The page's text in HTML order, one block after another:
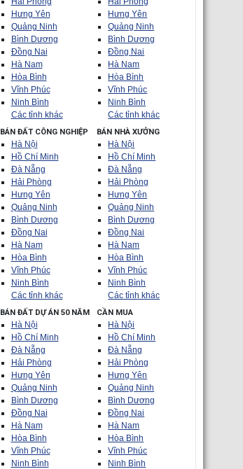
Hưng Yên
Quảng Ninh
Bình Dương
Đồng Nai
Hà Nam
Hòa Bình
Vĩnh Phúc
Ninh Bình
Các tỉnh khác
Hưng Yên
Quảng Ninh
Bình Dương
Đồng Nai
Hà Nam
Hòa Bình
Vĩnh Phúc
Ninh Bình
Các tỉnh khác
BÁN ĐẤT CÔNG NGHIỆP
Hà Nội
Hồ Chí Minh
Đà Nẵng
Hải Phòng
Hưng Yên
Quảng Ninh
Bình Dương
Đồng Nai
Hà Nam
Hòa Bình
Vĩnh Phúc
Ninh Bình
Các tỉnh khác
BÁN NHÀ XƯỞNG
Hà Nội
Hồ Chí Minh
Đà Nẵng
Hải Phòng
Hưng Yên
Quảng Ninh
Bình Dương
Đồng Nai
Hà Nam
Hòa Bình
Vĩnh Phúc
Ninh Bình
Các tỉnh khác
BÁN ĐẤT DỰ ÁN 50 NĂM
Hà Nội
Hồ Chí Minh
Đà Nẵng
Hải Phòng
Hưng Yên
Quảng Ninh
Bình Dương
Đồng Nai
Hà Nam
Hòa Bình
Vĩnh Phúc
Ninh Bình
CẦN MUA
Hà Nội
Hồ Chí Minh
Đà Nẵng
Hải Phòng
Hưng Yên
Quảng Ninh
Bình Dương
Đồng Nai
Hà Nam
Hòa Bình
Vĩnh Phúc
Ninh Bình